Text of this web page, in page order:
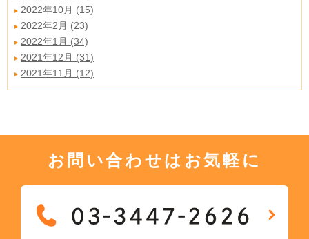
2022年10月 (15)
2022年2月 (23)
2022年1月 (34)
2021年12月 (31)
2021年11月 (12)
お問い合わせはお気軽に